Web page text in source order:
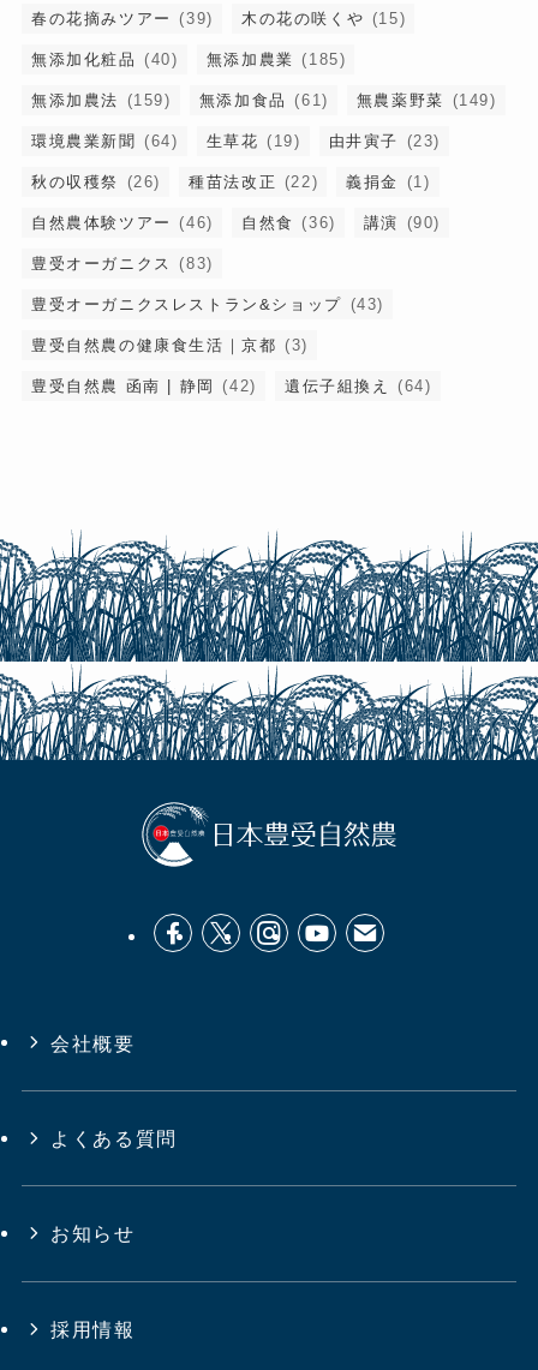
春の花摘みツアー (39) 木の花の咲くや (15)
無添加化粧品 (40) 無添加農業 (185)
無添加農法 (159) 無添加食品 (61) 無農薬野菜 (149)
環境農業新聞 (64) 生草花 (19) 由井寅子 (23)
秋の収穫祭 (26) 種苗法改正 (22) 義捐金 (1)
自然農体験ツアー (46) 自然食 (36) 講演 (90)
豊受オーガニクス (83)
豊受オーガニクスレストラン&ショップ (43)
豊受自然農の健康食生活｜京都 (3)
豊受自然農 函南 | 静岡 (42) 遺伝子組換え (64)
会社概要
よくある質問
お知らせ
採用情報